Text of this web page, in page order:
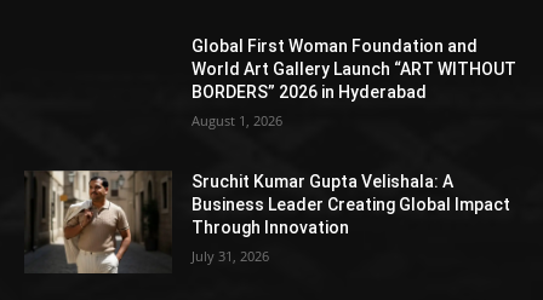
Global First Woman Foundation and
World Art Gallery Launch “ART WITHOUT
BORDERS” 2026 in Hyderabad
August 1, 2026
Sruchit Kumar Gupta Velishala: A
Business Leader Creating Global Impact
Through Innovation
July 31, 2026